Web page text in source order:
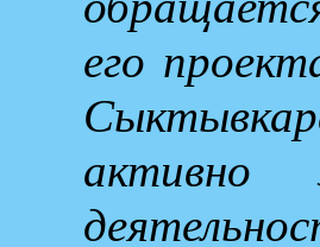
его
активно